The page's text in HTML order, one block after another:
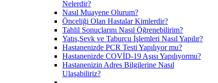
Nelerdir?
Nasıl Muayene Olurum?
Önceliği Olan Hastalar Kimlerdir?
Tahlil Sonuçlarını Nasıl Öğrenebilirim?
Yatış,Sevk ve Taburcu İşlemleri Nasıl Yapılır?
Hastanenizde PCR Testi Yapılıyor mu?
Hastanenizde COVİD-19 Aşısı Yapılıyormu?
Hastanenizin Adres Bilgilerine Nasıl
Ulaşabiliriz?